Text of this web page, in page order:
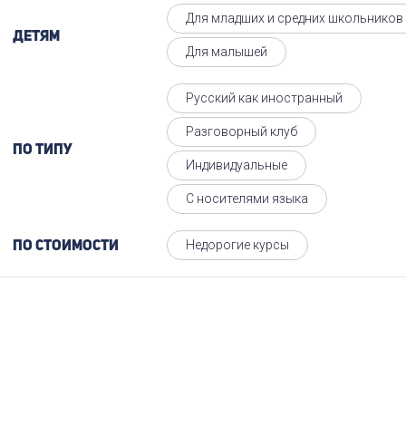
Детям
Для младших и средних школьников
Для малышей
По типу
Русский как иностранный
Разговорный клуб
Индивидуальные
С носителями языка
По стоимости Недорогие курсы